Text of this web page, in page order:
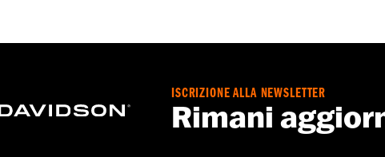
di 2 anni – Visitare la paginawww.h-d.com/warrantyper le
ISCRIZIONE ALLA NEWSLETTER
Rimani